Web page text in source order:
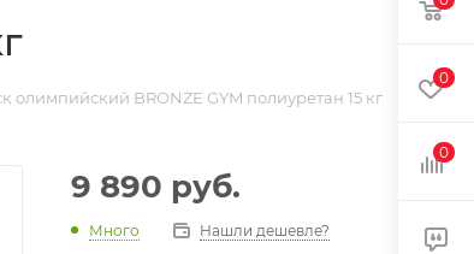
олимпийский BRONZE GYM полиуретан 15 кг
9 890 руб.
Много Нашли дешевле?
0
0